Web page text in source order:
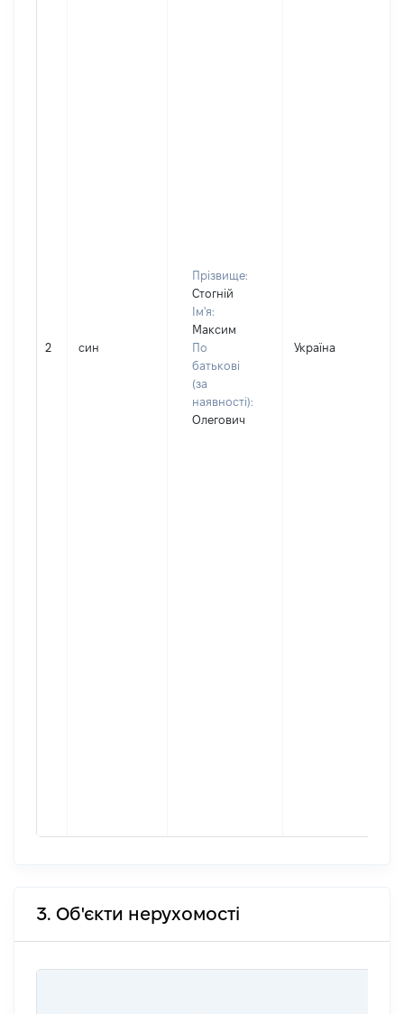
2 син
Прізвище:
Стогній
Ім'я:
Максим
По
батькові
(за
наявності):
Олегович
Україна
3. Об'єкти нерухомості